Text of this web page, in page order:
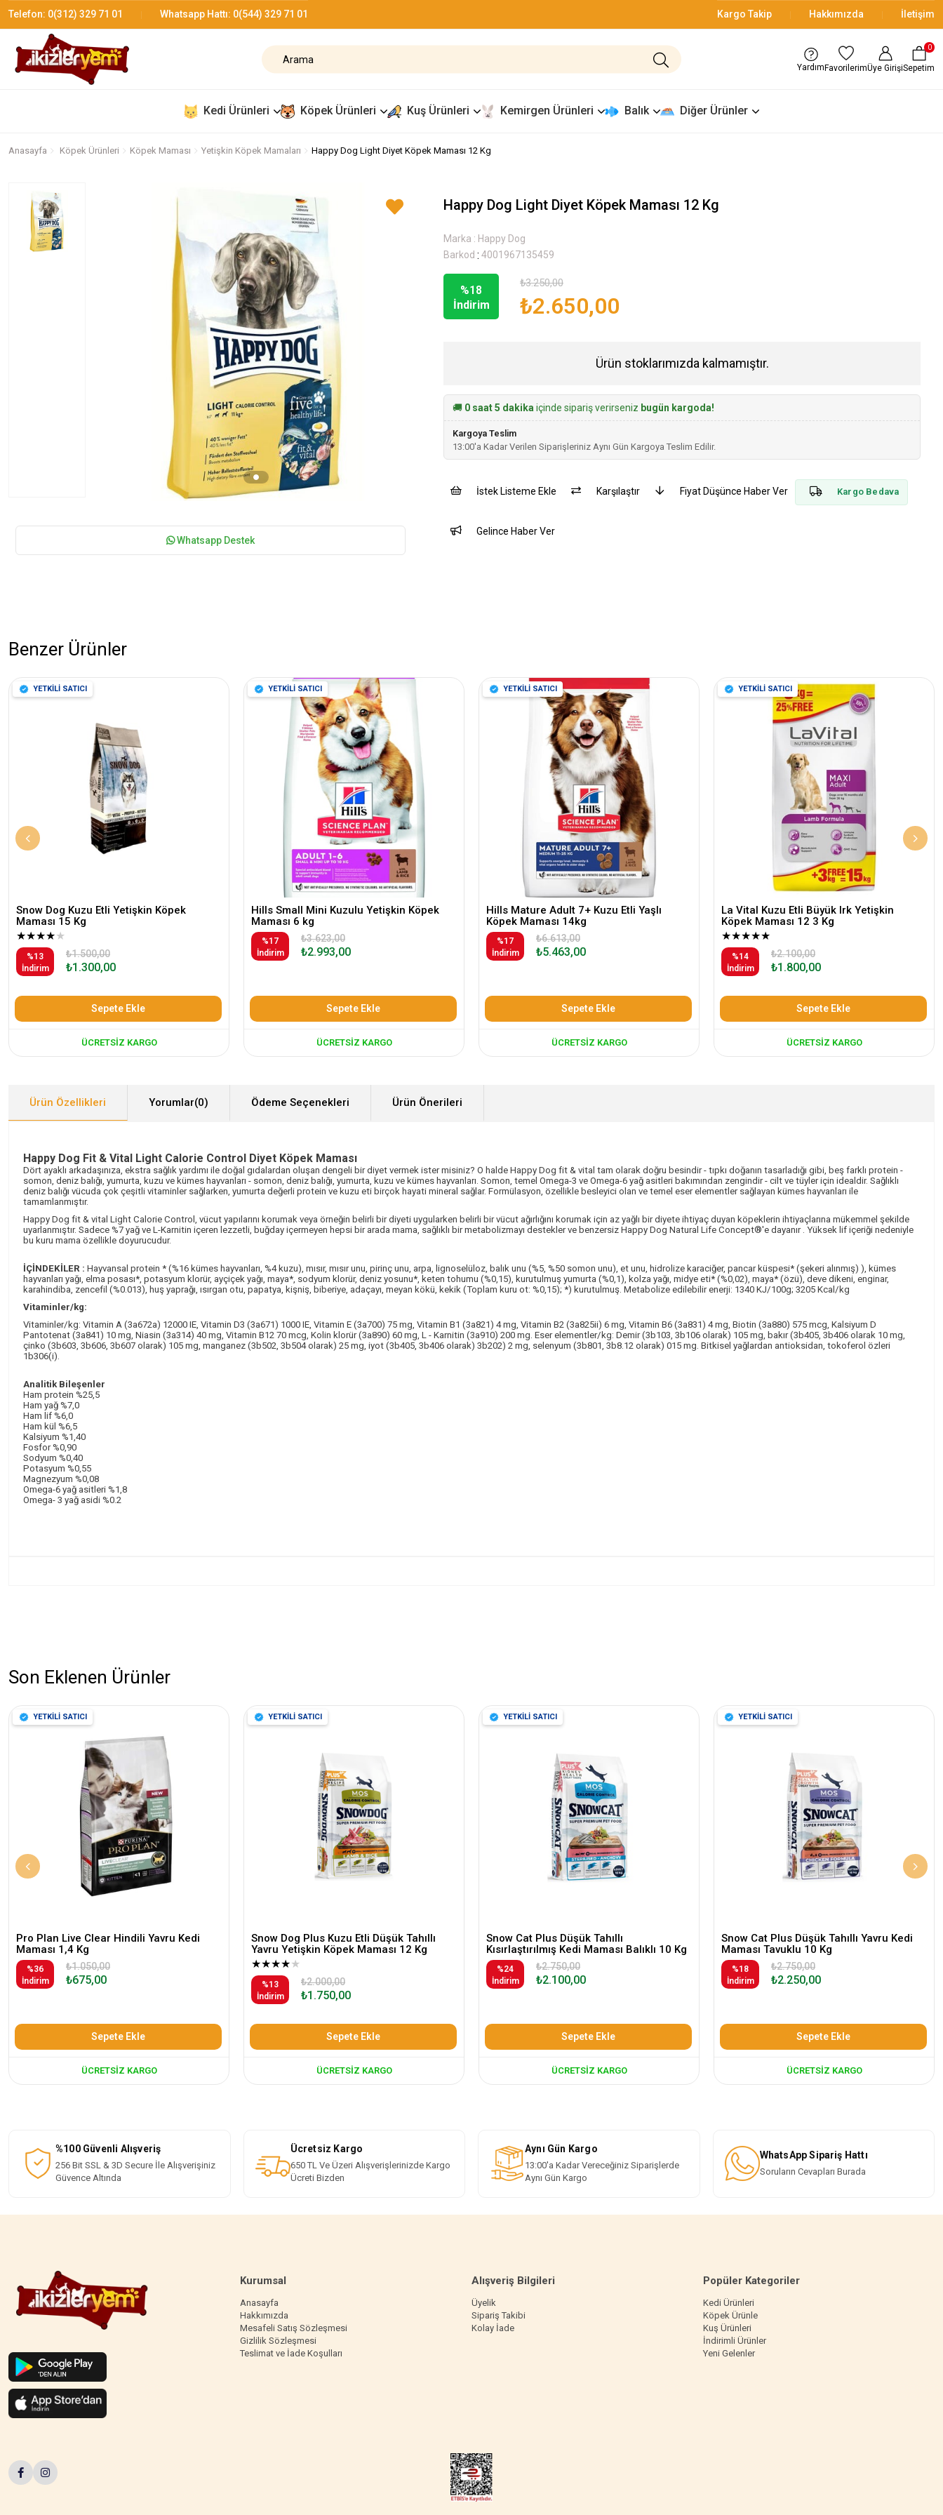
Telefon: 0(312) 329 71 01 Whatsapp Hattı: 0(544) 329 71 01 Kargo Takip Hakkımızda İletişim
Yardım FavorilerimÜye GirişiSepetim
0
Kedi Ürünleri Köpek Ürünleri Kuş Ürünleri Kemirgen Ürünleri Balık Diğer Ürünler
Anasayfa Köpek Ürünleri Köpek Maması Yetişkin Köpek Mamaları Happy Dog Light Diyet Köpek Maması 12 Kg
Whatsapp Destek
Happy Dog Light Diyet Köpek Maması 12 Kg
Marka : Happy Dog
Barkod : 4001967135459
%18
İndirim
₺3.250,00
₺2.650,00
Ürün stoklarımızda kalmamıştır.
🚚 0 saat 5 dakika içinde sipariş verirseniz bugün kargoda!
Kargoya Teslim
13:00'a Kadar Verilen Siparişleriniz Aynı Gün Kargoya Teslim Edilir.
İstek Listeme Ekle Karşılaştır Fiyat Düşünce Haber Ver Kargo Bedava
Gelince Haber Ver
Benzer Ürünler
Snow Dog Kuzu Etli Yetişkin Köpek
Maması 15 Kg
★★★★★
%13
İndirim
₺1.300,00
₺1.500,00
Sepete Ekle
ÜCRETSIZ KARGO
YETKİLİ SATICI
Hills Small Mini Kuzulu Yetişkin Köpek
Maması 6 kg
%17
İndirim
₺2.993,00
₺3.623,00
Sepete Ekle
ÜCRETSIZ KARGO
YETKİLİ SATICI
Hills Mature Adult 7+ Kuzu Etli Yaşlı
Köpek Maması 14kg
%17
İndirim
₺5.463,00
₺6.613,00
Sepete Ekle
ÜCRETSIZ KARGO
YETKİLİ SATICI
La Vital Kuzu Etli Büyük Irk Yetişkin
Köpek Maması 12 3 Kg
★★★★★
%14
İndirim
₺1.800,00
₺2.100,00
Sepete Ekle
ÜCRETSIZ KARGO
YETKİLİ SATICI
Ürün Özellikleri Yorumlar(0) Ödeme Seçenekleri Ürün Önerileri
Happy Dog Fit & Vital Light Calorie Control Diyet Köpek Maması
Dört ayaklı arkadaşınıza, ekstra sağlık yardımı ile doğal gıdalardan oluşan dengeli bir diyet vermek ister misiniz? O halde Happy Dog fit & vital tam olarak doğru besindir - tıpkı doğanın tasarladığı gibi, beş farklı protein -
somon, deniz balığı, yumurta, kuzu ve kümes hayvanları - somon, deniz balığı, yumurta, kuzu ve kümes hayvanları. Somon, temel Omega-3 ve Omega-6 yağ asitleri bakımından zengindir - cilt ve tüyler için idealdir. Sağlıklı
deniz balığı vücuda çok çeşitli vitaminler sağlarken, yumurta değerli protein ve kuzu eti birçok hayati mineral sağlar. Formülasyon, özellikle besleyici olan ve temel eser elementler sağlayan kümes hayvanları ile
tamamlanmıştır.
Happy Dog fit & vital Light Calorie Control, vücut yapılarını korumak veya örneğin belirli bir diyeti uygularken belirli bir vücut ağırlığını korumak için az yağlı bir diyete ihtiyaç duyan köpeklerin ihtiyaçlarına mükemmel şekilde
uyarlanmıştır. Sadece %7 yağ ve L-Karnitin içeren lezzetli, buğday içermeyen hepsi bir arada mama, sağlıklı bir metabolizmayı destekler ve benzersiz Happy Dog Natural Life Concept®'e dayanır . Yüksek lif içeriği nedeniyle
bu kuru mama özellikle doyurucudur.
İÇİNDEKİLER : Hayvansal protein * (%16 kümes hayvanları, %4 kuzu), mısır, mısır unu, pirinç unu, arpa, lignoselüloz, balık unu (%5, %50 somon unu), et unu, hidrolize karaciğer, pancar küspesi* (şekeri alınmış) ), kümes
hayvanları yağı, elma posası*, potasyum klorür, ayçiçek yağı, maya*, sodyum klorür, deniz yosunu*, keten tohumu (%0,15), kurutulmuş yumurta (%0,1), kolza yağı, midye eti* (%0,02), maya* (özü), deve dikeni, enginar,
karahindiba, zencefil (%0.013), huş yaprağı, ısırgan otu, papatya, kişniş, biberiye, adaçayı, meyan kökü, kekik (Toplam kuru ot: %0,15); *) kurutulmuş. Metabolize edilebilir enerji: 1340 KJ/100g; 3205 Kcal/kg
Vitaminler/kg:
Vitaminler/kg: Vitamin A (3a672a) 12000 IE, Vitamin D3 (3a671) 1000 IE, Vitamin E (3a700) 75 mg, Vitamin B1 (3a821) 4 mg, Vitamin B2 (3a825ii) 6 mg, Vitamin B6 (3a831) 4 mg, Biotin (3a880) 575 mcg, Kalsiyum D
Pantotenat (3a841) 10 mg, Niasin (3a314) 40 mg, Vitamin B12 70 mcg, Kolin klorür (3a890) 60 mg, L - Karnitin (3a910) 200 mg. Eser elementler/kg: Demir (3b103, 3b106 olarak) 105 mg, bakır (3b405, 3b406 olarak 10 mg,
çinko (3b603, 3b606, 3b607 olarak) 105 mg, manganez (3b502, 3b504 olarak) 25 mg, iyot (3b405, 3b406 olarak) 3b202) 2 mg, selenyum (3b801, 3b8.12 olarak) 015 mg. Bitkisel yağlardan antioksidan, tokoferol özleri
1b306(i).
Analitik Bileşenler
Ham protein %25,5
Ham yağ %7,0
Ham lif %6,0
Ham kül %6,5
Kalsiyum %1,40
Fosfor %0,90
Sodyum %0,40
Potasyum %0,55
Magnezyum %0,08
Omega-6 yağ asitleri %1,8
Omega- 3 yağ asidi %0.2
Son Eklenen Ürünler
Pro Plan Live Clear Hindili Yavru Kedi
Maması 1,4 Kg
%36
İndirim
₺675,00
₺1.050,00
Sepete Ekle
ÜCRETSIZ KARGO
YETKİLİ SATICI
Snow Dog Plus Kuzu Etli Düşük Tahıllı
Yavru Yetişkin Köpek Maması 12 Kg
★★★★★
%13
İndirim
₺1.750,00
₺2.000,00
Sepete Ekle
ÜCRETSIZ KARGO
YETKİLİ SATICI
Snow Cat Plus Düşük Tahıllı
Kısırlaştırılmış Kedi Maması Balıklı 10 Kg
%24
İndirim
₺2.100,00
₺2.750,00
Sepete Ekle
ÜCRETSIZ KARGO
YETKİLİ SATICI
Snow Cat Plus Düşük Tahıllı Yavru Kedi
Maması Tavuklu 10 Kg
%18
İndirim
₺2.250,00
₺2.750,00
Sepete Ekle
ÜCRETSIZ KARGO
YETKİLİ SATICI
%100 Güvenli Alışveriş
256 Bit SSL & 3D Secure İle Alışverişiniz
Güvence Altında
Ücretsiz Kargo
650 TL Ve Üzeri Alışverişlerinizde Kargo
Ücreti Bizden
Aynı Gün Kargo
13:00'a Kadar Vereceğiniz Siparişlerde
Aynı Gün Kargo
WhatsApp Sipariş Hattı
Soruların Cevapları Burada
Kurumsal
Anasayfa
Hakkımızda
Mesafeli Satış Sözleşmesi
Gizlilik Sözleşmesi
Teslimat ve İade Koşulları
Alışveriş Bilgileri
Üyelik
Sipariş Takibi
Kolay İade
Popüler Kategoriler
Kedi Ürünleri
Köpek Ürünle
Kuş Ürünleri
İndirimli Ürünler
Yeni Gelenler